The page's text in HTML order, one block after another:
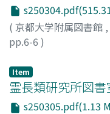
( 京都大学附属図書館 ,
pp.6-6 )
Item
霊長類研究所図
s250305.pdf(1.13